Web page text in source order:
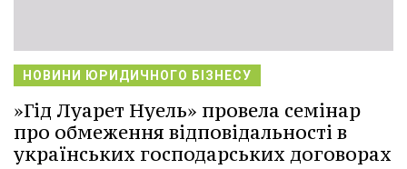
НОВИНИ ЮРИДИЧНОГО БІЗНЕСУ
»Гід Луарет Нуель» провела семінар
про обмеження відповідальності в
українських господарських договорах